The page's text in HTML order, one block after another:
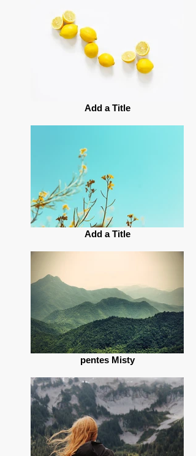
Add a Title
Add a Title
pentes Misty